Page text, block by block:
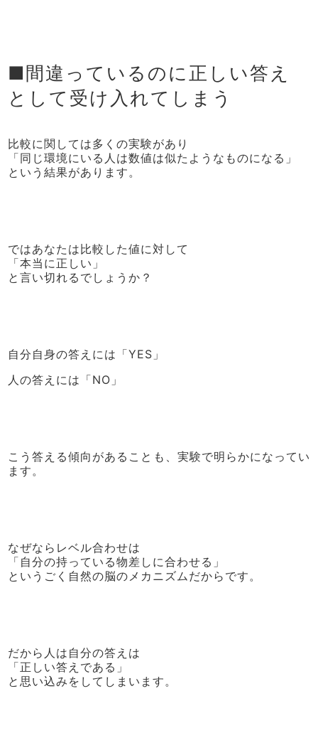
■間違っているのに正しい答え
として受け入れてしまう
比較に関しては多くの実験があり
「同じ環境にいる人は数値は似たようなものになる」
という結果があります。
ではあなたは比較した値に対して
「本当に正しい」
と言い切れるでしょうか？
自分自身の答えには「YES」
人の答えには「NO」
こう答える傾向があることも、実験で明らかになってい
ます。
なぜならレベル合わせは
「自分の持っている物差しに合わせる」
というごく自然の脳のメカニズムだからです。
だから人は自分の答えは
「正しい答えである」
と思い込みをしてしまいます。